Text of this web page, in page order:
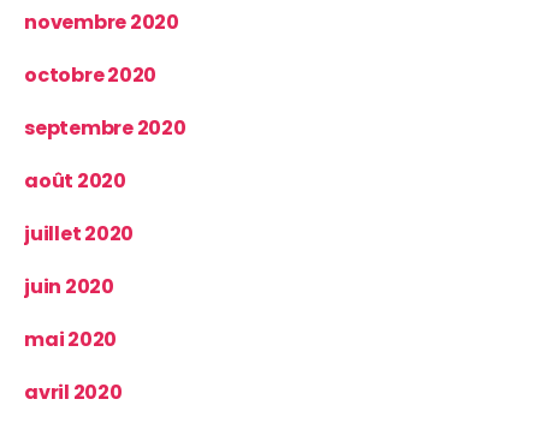
novembre 2020
octobre 2020
septembre 2020
août 2020
juillet 2020
juin 2020
mai 2020
avril 2020